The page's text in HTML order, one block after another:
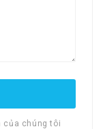
của chúng tôi